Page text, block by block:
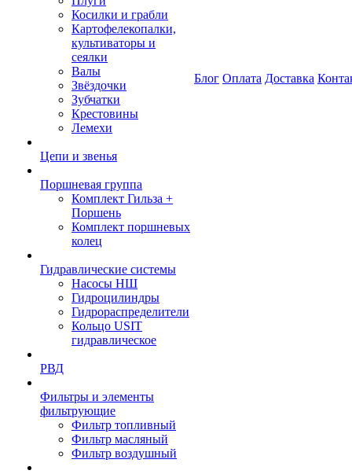
Косилки и грабли
Картофелекопалки,
культиваторы и
сеялки
Валы
Звёздочки
Зубчатки
Крестовины
Лемехи
Цепи и звенья
Поршневая группа
Комплект Гильза +
Поршень
Комплект поршневых
колец
Гидравлические системы
Насосы НШ
Гидроцилиндры
Гидрораспределители
Кольцо USIT
гидравлическое
РВД
Фильтры и элементы
фильтрующие
Фильтр топливный
Фильтр масляный
Фильтр воздушный
Блог Оплата Доставка